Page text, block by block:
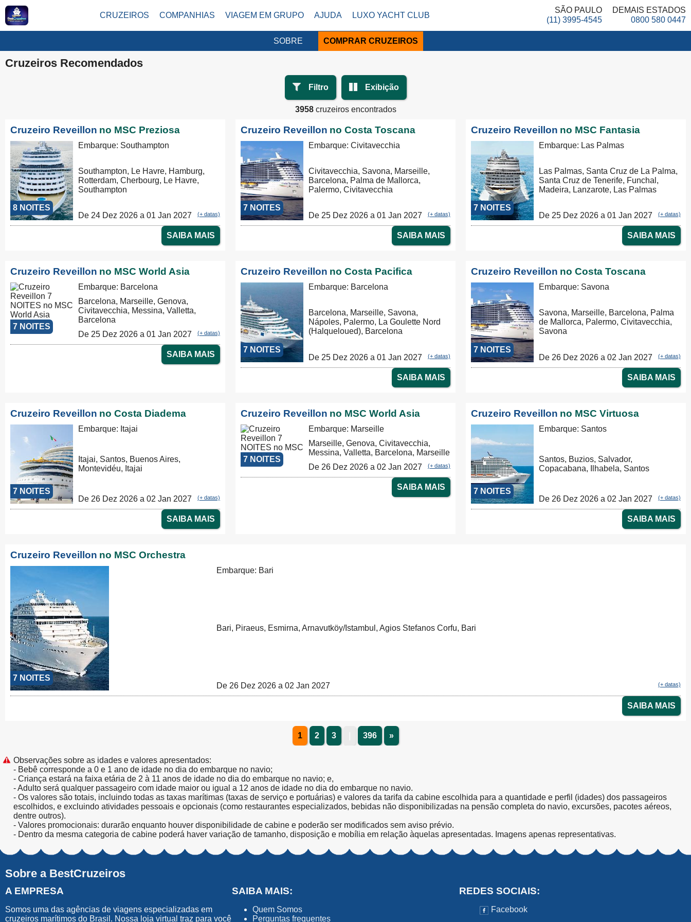
DEMAIS ESTADOS
0800 580 0447
SÃO PAULO
(11) 3995-4545
CRUZEIROS COMPANHIAS VIAGEM EM GRUPO AJUDA LUXO YACHT CLUB
SOBRE COMPRAR CRUZEIROS
Cruzeiros Recomendados
Filtro Exibição
3958cruzeiros encontrados
Cruzeiro Reveillon no MSC Preziosa
8 NOITES
Embarque: Southampton
Southampton, Le Havre, Hamburg,
Rotterdam, Cherbourg, Le Havre,
Southampton
De 24 Dez 2026 a 01 Jan 2027 (+ datas)
SAIBA MAIS
Cruzeiro Reveillon no Costa Toscana
7 NOITES
Embarque: Civitavecchia
Civitavecchia, Savona, Marseille,
Barcelona, Palma de Mallorca,
Palermo, Civitavecchia
De 25 Dez 2026 a 01 Jan 2027 (+ datas)
SAIBA MAIS
Cruzeiro Reveillon no MSC Fantasia
7 NOITES
Embarque: Las Palmas
Las Palmas, Santa Cruz de La Palma,
Santa Cruz de Tenerife, Funchal,
Madeira, Lanzarote, Las Palmas
De 25 Dez 2026 a 01 Jan 2027 (+ datas)
SAIBA MAIS
Cruzeiro Reveillon no MSC World Asia
7 NOITES
Embarque: Barcelona
Barcelona, Marseille, Genova,
Civitavecchia, Messina, Valletta,
Barcelona
De 25 Dez 2026 a 01 Jan 2027
(+ datas)
SAIBA MAIS
Cruzeiro Reveillon no Costa Pacifica
7 NOITES
Embarque: Barcelona
Barcelona, Marseille, Savona,
Nápoles, Palermo, La Goulette Nord
(Halqueloued), Barcelona
De 25 Dez 2026 a 01 Jan 2027 (+ datas)
SAIBA MAIS
Cruzeiro Reveillon no Costa Toscana
7 NOITES
Embarque: Savona
Savona, Marseille, Barcelona, Palma
de Mallorca, Palermo, Civitavecchia,
Savona
De 26 Dez 2026 a 02 Jan 2027 (+ datas)
SAIBA MAIS
Cruzeiro Reveillon no Costa Diadema
7 NOITES
Embarque: Itajai
Itajai, Santos, Buenos Aires,
Montevidéu, Itajai
De 26 Dez 2026 a 02 Jan 2027 (+ datas)
SAIBA MAIS
Cruzeiro Reveillon no MSC World Asia
7 NOITES
Embarque: Marseille
Marseille, Genova, Civitavecchia,
Messina, Valletta, Barcelona, Marseille
De 26 Dez 2026 a 02 Jan 2027
(+ datas)
SAIBA MAIS
Cruzeiro Reveillon no MSC Virtuosa
7 NOITES
Embarque: Santos
Santos, Buzios, Salvador,
Copacabana, Ilhabela, Santos
De 26 Dez 2026 a 02 Jan 2027 (+ datas)
SAIBA MAIS
Cruzeiro Reveillon no MSC Orchestra
7 NOITES
Embarque: Bari
Bari, Piraeus, Esmirna, Arnavutköy/Istambul, Agios Stefanos Corfu, Bari
De 26 Dez 2026 a 02 Jan 2027 (+ datas)
SAIBA MAIS
1 2 3 396 »
Observações sobre as idades e valores apresentados:
- Bebê corresponde a 0 e 1 ano de idade no dia do embarque no navio;
- Criança estará na faixa etária de 2 à 11 anos de idade no dia do embarque no navio; e,
- Adulto será qualquer passageiro com idade maior ou igual a 12 anos de idade no dia do embarque no navio.
- Os valores são totais, incluindo todas as taxas marítimas (taxas de serviço e portuárias) e valores da tarifa da cabine escolhida para a quantidade e perfil (idades) dos passageiros
escolhidos, e excluindo atividades pessoais e opcionais (como restaurantes especializados, bebidas não disponibilizadas na pensão completa do navio, excursões, pacotes aéreos,
dentre outros).
- Valores promocionais: durarão enquanto houver disponibilidade de cabine e poderão ser modificados sem aviso prévio.
- Dentro da mesma categoria de cabine poderá haver variação de tamanho, disposição e mobília em relação àquelas apresentadas. Imagens apenas representativas.
Sobre a BestCruzeiros
A EMPRESA
Somos uma das agências de viagens especializadas em
cruzeiros marítimos do Brasil. Nossa loja virtual traz para você
SAIBA MAIS:
Quem Somos
Perguntas frequentes
REDES SOCIAIS:
Facebook